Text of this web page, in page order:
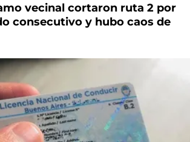
vecinal cortaron ruta 2 por
consecutivo y hubo caos de